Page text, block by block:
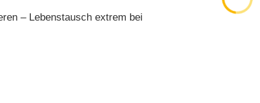
– Lebenstausch extrem bei